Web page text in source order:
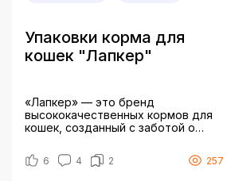
Упаковки корма для
кошек "Лапкер"
«Лапкер» — это бренд
высококачественных кормов для
кошек, созданный с заботой о
питомцев. Целевая аудитория
бренда кормов для котов
6 4 2 257